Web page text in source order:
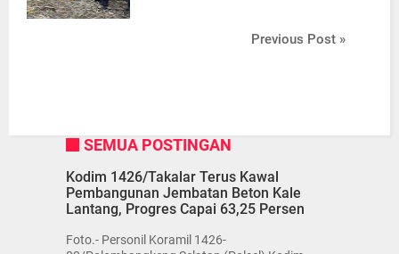
Previous Post »
SEMUA POSTINGAN
Kodim 1426/Takalar Terus Kawal
Pembangunan Jembatan Beton Kale
Lantang, Progres Capai 63,25 Persen
Foto.- Personil Koramil 1426-